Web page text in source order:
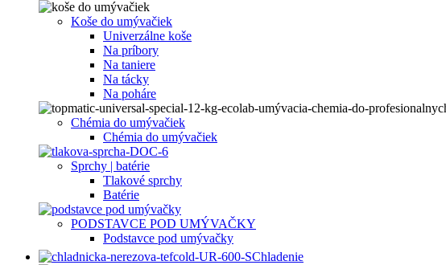
Koše do umývačiek
Univerzálne koše
Na príbory
Na taniere
Na tácky
Na poháre
Chémia do umývačiek
Chémia do umývačiek
Sprchy | batérie
Tlakové sprchy
Batérie
PODSTAVCE POD UMÝVAČKY
Podstavce pod umývačky
Chladenie